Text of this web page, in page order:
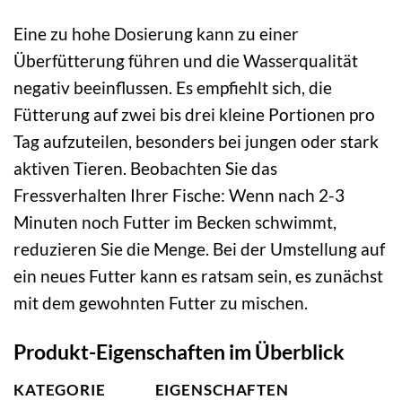
Eine zu hohe Dosierung kann zu einer
Überfütterung führen und die Wasserqualität
negativ beeinflussen. Es empfiehlt sich, die
Fütterung auf zwei bis drei kleine Portionen pro
Tag aufzuteilen, besonders bei jungen oder stark
aktiven Tieren. Beobachten Sie das
Fressverhalten Ihrer Fische: Wenn nach 2-3
Minuten noch Futter im Becken schwimmt,
reduzieren Sie die Menge. Bei der Umstellung auf
ein neues Futter kann es ratsam sein, es zunächst
mit dem gewohnten Futter zu mischen.
Produkt-Eigenschaften im Überblick
KATEGORIE EIGENSCHAFTEN